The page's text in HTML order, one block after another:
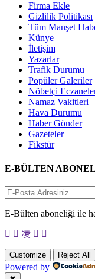
Firma Ekle
Gizlilik Politikası
Tüm Manşet
Künye
İletişim
Yazarlar
Trafik Durumu
Popüler Galeriler
Nöbetçi
Namaz Vakitleri
Hava Durumu
Haber Gönder
Gazeteler
Fikstür
E-BÜLTEN
E-Bülten aboneliği ile
Customize Reject All
Powered by